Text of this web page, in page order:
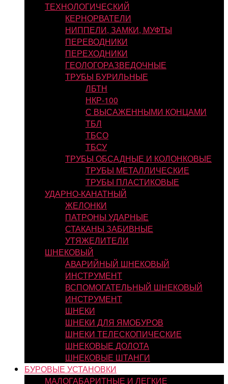
ТЕХНОЛОГИЧЕСКИЙ
КЕРНОРВАТЕЛИ
НИППЕЛИ, ЗАМКИ, МУФТЫ
ПЕРЕВОДНИКИ
ПЕРЕХОДНИКИ
ГЕОЛОГОРАЗВЕДОЧНЫЕ
ТРУБЫ БУРИЛЬНЫЕ
ЛБТН
НКР-100
С ВЫСАЖЕННЫМИ КОНЦАМИ
ТБЛ
ТБСО
ТБСУ
ТРУБЫ ОБСАДНЫЕ И КОЛОНКОВЫЕ
ТРУБЫ МЕТАЛЛИЧЕСКИЕ
ТРУБЫ ПЛАСТИКОВЫЕ
УДАРНО-КАНАТНЫЙ
ЖЕЛОНКИ
ПАТРОНЫ УДАРНЫЕ
СТАКАНЫ ЗАБИВНЫЕ
УТЯЖЕЛИТЕЛИ
ШНЕКОВЫЙ
АВАРИЙНЫЙ ШНЕКОВЫЙ
ИНСТРУМЕНТ
ВСПОМОГАТЕЛЬНЫЙ ШНЕКОВЫЙ
ИНСТРУМЕНТ
ШНЕКИ
ШНЕКИ ДЛЯ ЯМОБУРОВ
ШНЕКИ ТЕЛЕСКОПИЧЕСКИЕ
ШНЕКОВЫЕ ДОЛОТА
ШНЕКОВЫЕ ШТАНГИ
БУРОВЫЕ УСТАНОВКИ
МАЛОГАБАРИТНЫЕ И ЛЕГКИЕ